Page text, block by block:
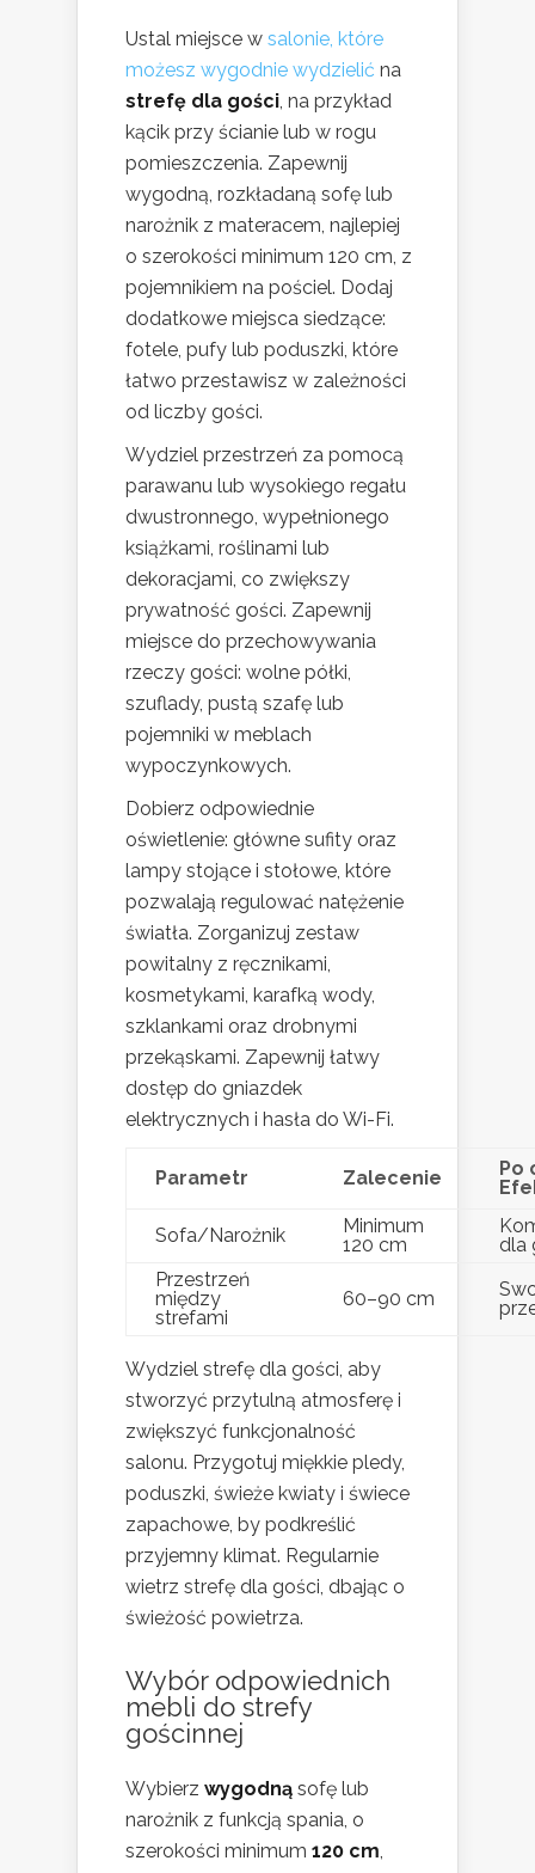
Ustal miejsce w salonie, które
możesz wygodnie wydzielić na
strefę dla gości, na przykład
kącik przy ścianie lub w rogu
pomieszczenia. Zapewnij
wygodną, rozkładaną sofę lub
narożnik z materacem, najlepiej
o szerokości minimum 120 cm, z
pojemnikiem na pościel. Dodaj
dodatkowe miejsca siedzące:
fotele, pufy lub poduszki, które
łatwo przestawisz w zależności
od liczby gości.
Wydziel przestrzeń za pomocą
parawanu lub wysokiego regału
dwustronnego, wypełnionego
książkami, roślinami lub
dekoracjami, co zwiększy
prywatność gości. Zapewnij
miejsce do przechowywania
rzeczy gości: wolne półki,
szuflady, pustą szafę lub
pojemniki w meblach
wypoczynkowych.
Dobierz odpowiednie
oświetlenie: główne sufity oraz
lampy stojące i stołowe, które
pozwalają regulować natężenie
światła. Zorganizuj zestaw
powitalny z ręcznikami,
kosmetykami, karafką wody,
szklankami oraz drobnymi
przekąskami. Zapewnij łatwy
dostęp do gniazdek
elektrycznych i hasła do Wi-Fi.
Parametr Zalecenie
Po
Sofa/Narożnik
Minimum
120 cm
dla
Przestrzeń
między
strefami
60–90 cm
Wydziel strefę dla gości, aby
stworzyć przytulną atmosferę i
zwiększyć funkcjonalność
salonu. Przygotuj miękkie pledy,
poduszki, świeże kwiaty i świece
zapachowe, by podkreślić
przyjemny klimat. Regularnie
wietrz strefę dla gości, dbając o
świeżość powietrza.
Wybór odpowiednich
mebli do strefy
gościnnej
Wybierz wygodną sofę lub
narożnik z funkcją spania, o
szerokości minimum 120 cm,